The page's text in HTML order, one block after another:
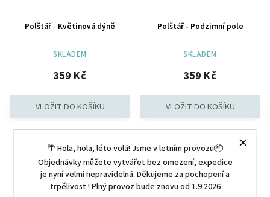
🌴 Hola, hola, léto volá! Jsme v letním provozu📦
Objednávky můžete vytvářet bez omezení, expedice
je nyní velmi nepravidelná. Děkujeme za pochopení a
trpělivost ! Plný provoz bude znovu od 1.9.2026
Polštář - Květinová dýně
SKLADEM
359 Kč
Polštář - Podzimní pole
SKLADEM
359 Kč